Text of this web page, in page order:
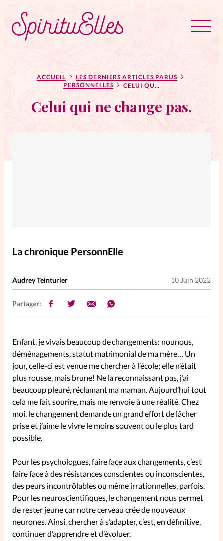
Tous les articles
Actus
Actus au féminin
La Bible au féminin
PersonnElles
RelationnElles
Shopping Spi
Si(x) simple de...
SpirituElles
Vive la famille
SpirituElles devient Relations
Aujourd’hui!
ACCUEIL
LES DERNIERS ARTICLES PARUS
PERSONNELLES
CELUI QUI NE CHANGE PAS.
Celui qui ne change pas.
La chronique PersonnElle
Audrey Teinturier 10 Juin 2022
Partager:
Enfant, je vivais beaucoup de changements: nounous,
déménagements, statut matrimonial de ma mère… Un
jour, celle-ci est venue me chercher à l’école; elle n’était
plus rousse, mais brune! Ne la reconnaissant pas, j’ai
beaucoup pleuré, réclamant ma maman. Aujourd’hui tout
cela me fait sourire, mais me renvoie à une réalité. Chez
moi, le changement demande un grand effort de lâcher
prise et j’aime le vivre le moins souvent ou le plus tard
possible.
Pour les psychologues, faire face aux changements, c’est
faire face à des résistances conscientes ou inconscientes,
des peurs incontrôlables ou même irrationnelles, parfois.
Pour les neuroscientifiques, le changement nous permet
de rester jeune car notre cerveau crée de nouveaux
neurones. Ainsi, chercher à s’adapter, c’est, en définitive,
continuer d’apprendre et d’évoluer.